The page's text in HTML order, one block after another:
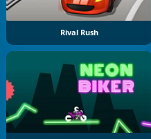
Rival Rush